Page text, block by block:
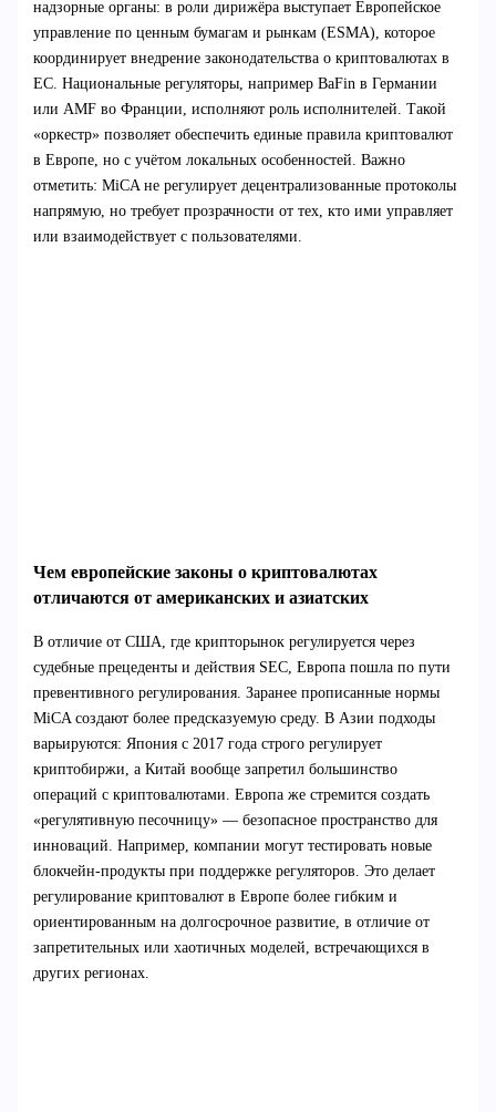
надзорные органы: в роли дирижёра выступает Европейское
управление по ценным бумагам и рынкам (ESMA), которое
координирует внедрение законодательства о криптовалютах в
ЕС. Национальные регуляторы, например BaFin в Германии
или AMF во Франции, исполняют роль исполнителей. Такой
«оркестр» позволяет обеспечить единые правила криптовалют
в Европе, но с учётом локальных особенностей. Важно
отметить: MiCA не регулирует децентрализованные протоколы
напрямую, но требует прозрачности от тех, кто ими управляет
или взаимодействует с пользователями.
Чем европейские законы о криптовалютах
отличаются от американских и азиатских
В отличие от США, где крипторынок регулируется через
судебные прецеденты и действия SEC, Европа пошла по пути
превентивного регулирования. Заранее прописанные нормы
MiCA создают более предсказуемую среду. В Азии подходы
варьируются: Япония с 2017 года строго регулирует
криптобиржи, а Китай вообще запретил большинство
операций с криптовалютами. Европа же стремится создать
«регулятивную песочницу» — безопасное пространство для
инноваций. Например, компании могут тестировать новые
блокчейн-продукты при поддержке регуляторов. Это делает
регулирование криптовалют в Европе более гибким и
ориентированным на долгосрочное развитие, в отличие от
запретительных или хаотичных моделей, встречающихся в
других регионах.